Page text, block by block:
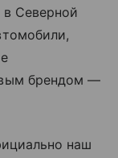
Северной
брендом —
наш